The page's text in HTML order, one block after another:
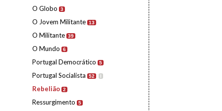
O Globo 3
O Jovem Militante 13
O Militante 39
O Mundo 6
Portugal Democrático 5
Portugal Socialista 52 I
Rebelião 2
Ressurgimento 5